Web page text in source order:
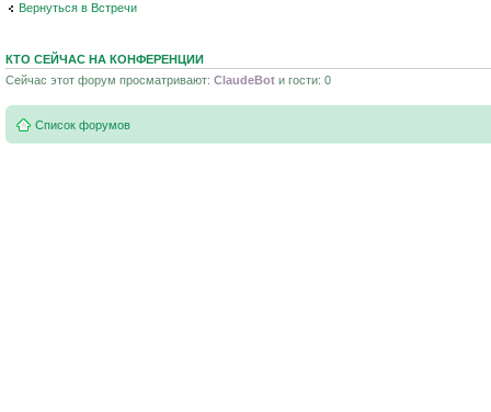
Вернуться в Встречи
КТО СЕЙЧАС НА КОНФЕРЕНЦИИ
Сейчас этот форум просматривают: ClaudeBot и гости: 0
Список форумов